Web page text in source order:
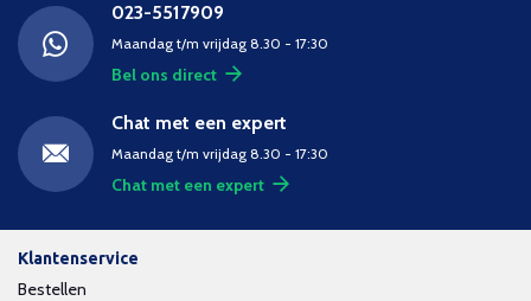
023-5517909
Maandag t/m vrijdag 8.30 - 17:30
Bel ons direct
Chat met een expert
Maandag t/m vrijdag 8.30 - 17:30
Chat met een expert
Klantenservice
Bestellen